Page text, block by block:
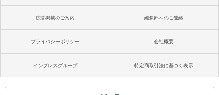
広告掲載のご案内 編集部へのご連絡
プライバシーポリシー 会社概要
インプレスグループ 特定商取引法に基づく表示